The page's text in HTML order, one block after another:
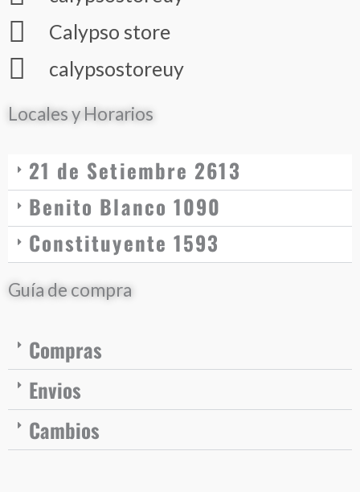
Calypso store
calypsostoreuy
Locales y Horarios
21 de Setiembre 2613
Benito Blanco 1090
Constituyente 1593
Guía de compra
Compras
Envios
Cambios